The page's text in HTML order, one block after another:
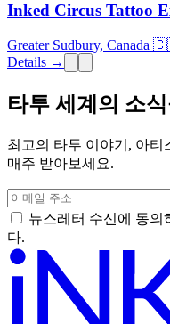
Inked Circus Tattoo
Greater Sudbury, Canada
Details →
타투 세계의 소
최고의 타투 이야기, 아
매주 받아보세요.
뉴스레터 수신에 동의
다.